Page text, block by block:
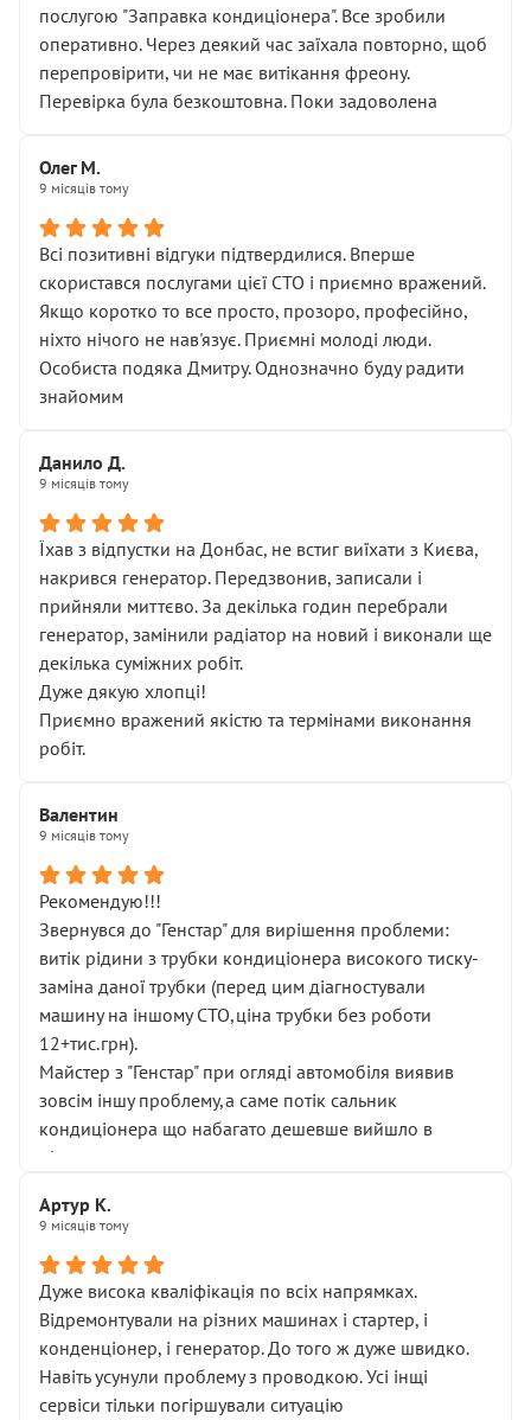
послугою "Заправка кондиціонера". Все зробили
оперативно. Через деякий час заїхала повторно, щоб
перепровірити, чи не має витікання фреону.
Перевірка була безкоштовна. Поки задоволена
Олег М.
9 місяців тому
Всі позитивні відгуки підтвердилися. Вперше
скористався послугами цієї СТО і приємно вражений.
Якщо коротко то все просто, прозоро, професійно,
ніхто нічого не нав'язує. Приємні молоді люди.
Особиста подяка Дмитру. Однозначно буду радити
знайомим
Данило Д.
9 місяців тому
Їхав з відпустки на Донбас, не встиг виїхати з Києва,
накрився генератор. Передзвонив, записали і
прийняли миттєво. За декілька годин перебрали
генератор, замінили радіатор на новий і виконали ще
декілька суміжних робіт.
Дуже дякую хлопці!
Приємно вражений якістю та термінами виконання
робіт.
Валентин
9 місяців тому
Рекомендую!!!
Звернувся до "Генстар" для вирішення проблеми:
витік рідини з трубки кондиціонера високого тиску-
заміна даної трубки (перед цим діагностували
машину на іншому СТО,ціна трубки без роботи
12+тис.грн).
Майстер з "Генстар" при огляді автомобіля виявив
зовсім іншу проблему,а саме потік сальник
кондиціонера що набагато дешевше вийшло в
підсумку.
Артур К.
9 місяців тому
Дуже висока кваліфікація по всіх напрямках.
Відремонтували на різних машинах і стартер, і
конденціонер, і генератор. До того ж дуже швидко.
Навіть усунули проблему з проводкою. Усі інщі
сервіси тільки погіршували ситуацію